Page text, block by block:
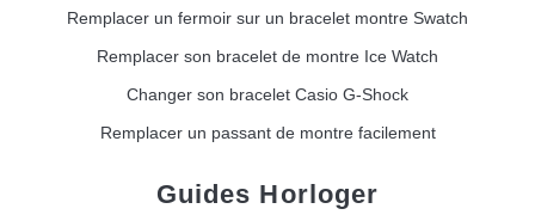
Remplacer un fermoir sur un bracelet montre Swatch
Remplacer son bracelet de montre Ice Watch
Changer son bracelet Casio G-Shock
Remplacer un passant de montre facilement
Guides Horloger